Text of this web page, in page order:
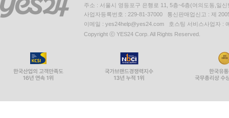
주소 : 서울시 영등포구 은행로 11, 5층~6층(여의도동,일신
사업자등록번호 : 229-81-37000 통신판매업신고 : 제
이메일 : yes24help@yes24.com 호스팅 서비스사업자 :
Copyright ⓒ YES24 Corp. All Rights Reserved.